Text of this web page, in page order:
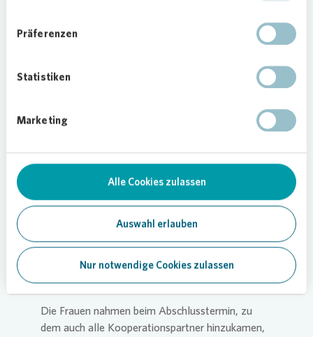
Präferenzen
Statistiken
Marketing
Alle Cookies zulassen
Auswahl erlauben
Nur notwendige Cookies zulassen
Gefördert wurde das Folge-Projekt über die Stadt
Gladbeck vom Bundesministerium für Bildung und
MobilitätsWerkStadt 2025.
Ausstattung
Quartiersmanagement in Gladbeck-Brauck die
Frauen mit Fahrradhelmen, Warnwesten und
Zubehör. Außerdem ermöglichteVonoviadurch
Kinderbetreuung während des Kurses. So konnten
die Frauen mühelos dem theoretischen Teil folgen
und gleichzeitig ihre Kinder zu der Veranstaltung
mitbringen.
Die Frauen nahmen beim Abschlusstermin, zu
dem auch alle Kooperationspartner hinzukamen,